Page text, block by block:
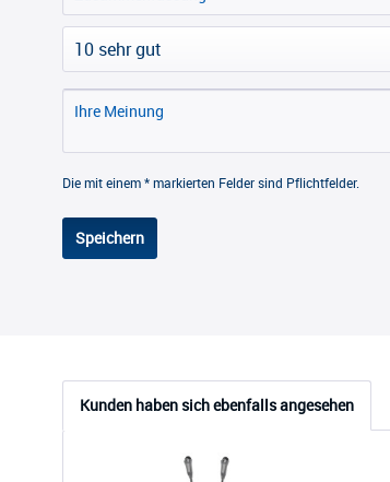
Die mit einem * markierten Felder sind Pflichtfelder.
Speichern
Kunden haben sich ebenfalls angesehen